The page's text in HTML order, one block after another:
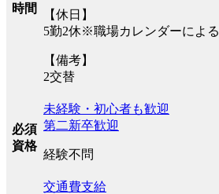
時間
【休日】
5勤2休※職場カレンダーによる
【備考】
2交替
必須
資格
未経験・初心者も歓迎
第二新卒歓迎
経験不問
交通費支給